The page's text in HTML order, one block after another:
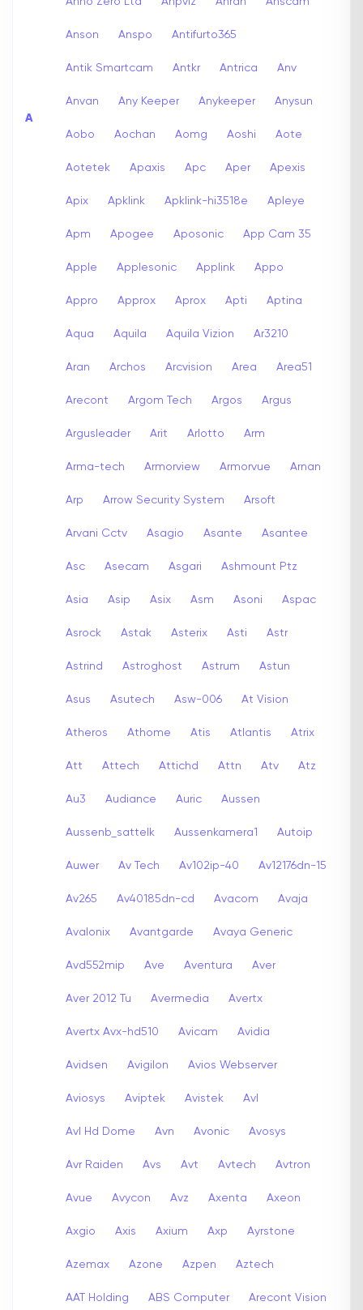
A
Anson Anspo Antifurto365
Antik Smartcam Antkr Antrica Anv
Anvan Any Keeper Anykeeper Anysun
Aobo Aochan Aomg Aoshi Aote
Aotetek Apaxis Apc Aper Apexis
Apix Apklink Apklink-hi3518e Apleye
Apm Apogee Aposonic App Cam 35
Apple Applesonic Applink Appo
Appro Approx Aprox Apti Aptina
Aqua Aquila Aquila Vizion Ar3210
Aran Archos Arcvision Area Area51
Arecont Argom Tech Argos Argus
Argusleader Arit Arlotto Arm
Arma-tech Armorview Armorvue Arnan
Arp Arrow Security System Arsoft
Arvani Cctv Asagio Asante Asantee
Asc Asecam Asgari Ashmount Ptz
Asia Asip Asix Asm Asoni Aspac
Asrock Astak Asterix Asti Astr
Astrind Astroghost Astrum Astun
Asus Asutech Asw-006 At Vision
Atheros Athome Atis Atlantis Atrix
Att Attech Attichd Attn Atv Atz
Au3 Audiance Auric Aussen
Aussenb_sattelk Aussenkamera1 Autoip
Auwer Av Tech Av102ip-40 Av12176dn-15
Av265 Av40185dn-cd Avacom Avaja
Avalonix Avantgarde Avaya Generic
Avd552mip Ave Aventura Aver
Aver 2012 Tu Avermedia Avertx
Avertx Avx-hd510 Avicam Avidia
Avidsen Avigilon Avios Webserver
Aviosys Aviptek Avistek Avl
Avl Hd Dome Avn Avonic Avosys
Avr Raiden Avs Avt Avtech Avtron
Avue Avycon Avz Axenta Axeon
Axgio Axis Axium Axp Ayrstone
Azemax Azone Azpen Aztech
AAT Holding ABS Computer Arecont Vision